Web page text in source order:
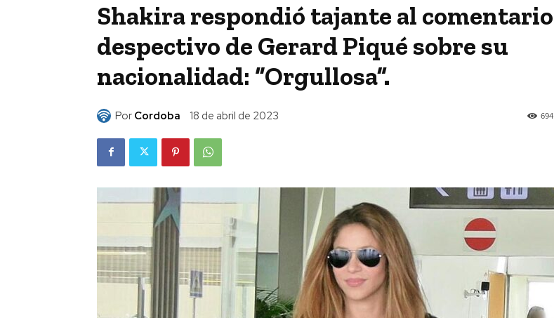
Shakira respondió tajante al comentario
despectivo de Gerard Piqué sobre su
nacionalidad: “Orgullosa”.
Por Cordoba 18 de abril de 2023 694